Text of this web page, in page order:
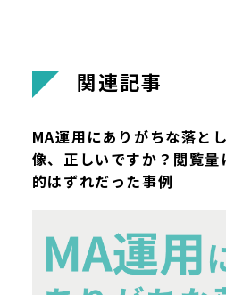
関連記事
MA運用にありがちな落と
像、正しいですか？閲覧
的はずれだった事例